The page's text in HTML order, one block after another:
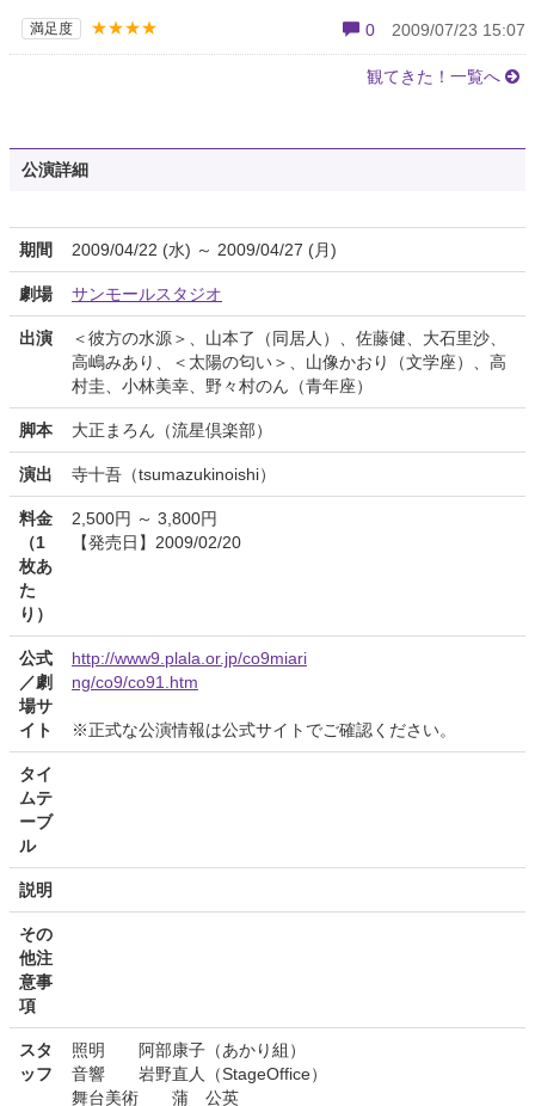
満足度 ★★★★ 0 2009/07/23 15:07
観てきた！一覧へ
公演詳細
期間 2009/04/22 (水) ～ 2009/04/27 (月)
劇場 サンモールスタジオ
出演
＜彼方の水源＞、山本了（同居人）、佐藤健、大石里沙、
高嶋みあり、＜太陽の匂い＞、山像かおり（文学座）、高
村圭、小林美幸、野々村のん（青年座）
脚本 大正まろん（流星倶楽部）
演出 寺十吾（tsumazukinoishi）
料金
（1
枚あ
た
り）
2,500円 ～ 3,800円
【発売日】2009/02/20
公式
／劇
場サ
イト
http://www9.plala.or.jp/co9miari
ng/co9/co91.htm
※正式な公演情報は公式サイトでご確認ください。
タイ
ムテ
ーブ
ル
説明
その
他注
意事
項
スタ
ッフ
照明 阿部康子（あかり組）
音響 岩野直人（StageOffice）
舞台美術 蒲 公英